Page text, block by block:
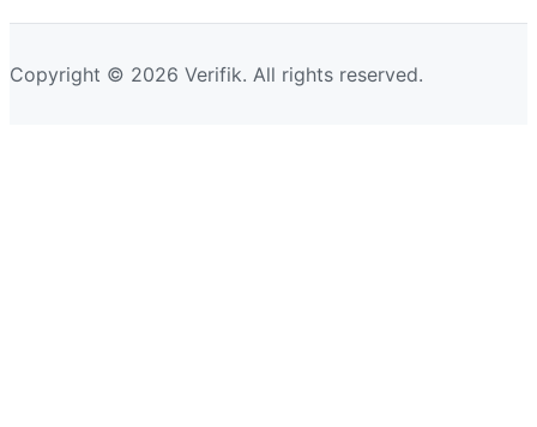
Copyright © 2026 Verifik. All rights reserved.